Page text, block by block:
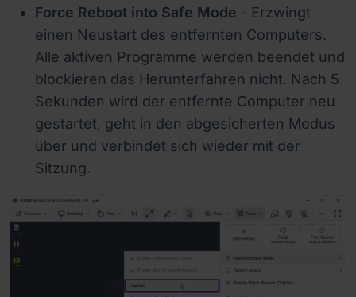
Force Reboot into Safe Mode - Erzwingt
einen Neustart des entfernten Computers.
Alle aktiven Programme werden beendet und
blockieren das Herunterfahren nicht. Nach 5
Sekunden wird der entfernte Computer neu
gestartet, geht in den abgesicherten Modus
über und verbindet sich wieder mit der
Sitzung.